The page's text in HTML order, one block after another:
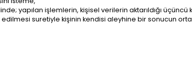
yapılan işlemlerin, kişisel verilerin aktarıldığı
suretiyle kişinin kendisi aleyhine bir sonucun